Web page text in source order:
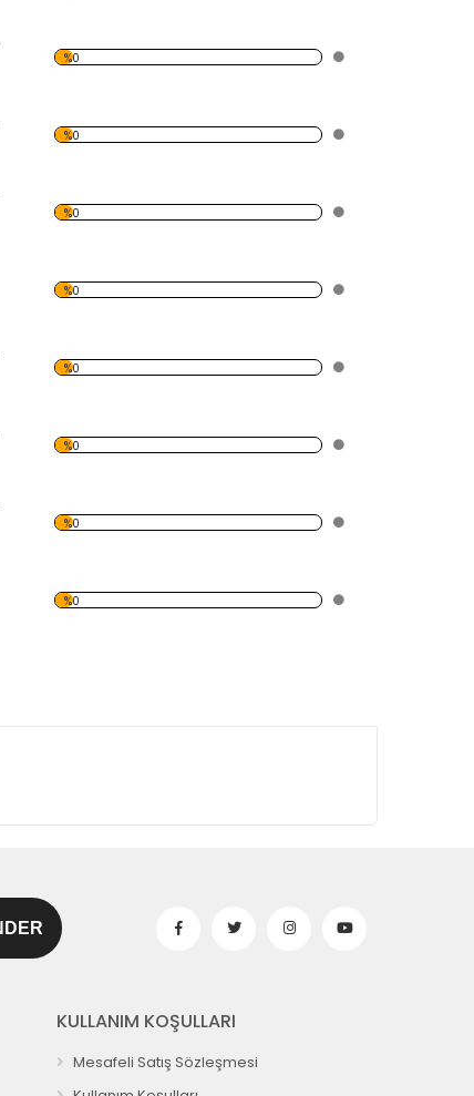
%0
%0
%0
%0
%0
%0
%0
%0
KULLANIM KOŞULLARI
Mesafeli Satış Sözleşmesi